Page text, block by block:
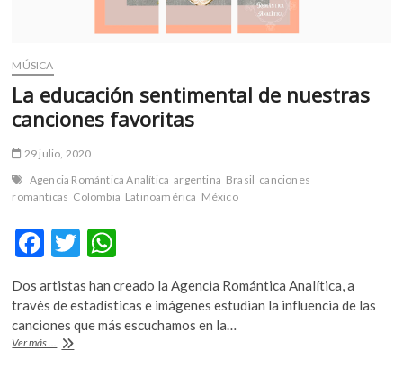
MÚSICA
La educación sentimental de nuestras
canciones favoritas
29 julio, 2020
Agencia Romántica Analítica argentina Brasil canciones
romanticas Colombia Latinoamérica México
F
ac
e
b
o
T
w
itt
er
at
s
Dos artistas han creado la Agencia Romántica Analítica, a
través de estadísticas e imágenes estudian la influencia de las
canciones que más escuchamos en la…
Ver más ... La